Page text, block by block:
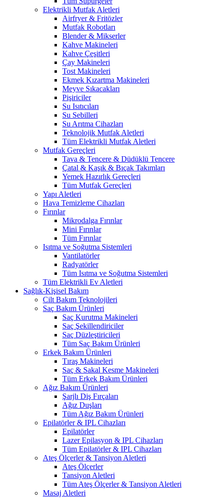
Elektrikli Mutfak Aletleri
Airfryer & Fritözler
Mutfak Robotları
Blender & Mikserler
Kahve Makineleri
Kahve Çeşitleri
Çay Makineleri
Tost Makineleri
Ekmek Kızartma Makineleri
Meyve Sıkacakları
Pişiriciler
Su Isıtıcıları
Su Sebilleri
Su Arıtma Cihazları
Teknolojik Mutfak Aletleri
Tüm Elektrikli Mutfak Aletleri
Mutfak Gereçleri
Tava & Tencere & Düdüklü Tencere
Çatal & Kaşık & Bıçak Takımları
Yemek Hazırlık Gereçleri
Tüm Mutfak Gereçleri
Yapı Aletleri
Hava Temizleme Cihazları
Fırınlar
Mikrodalga Fırınlar
Mini Fırınlar
Tüm Fırınlar
Isıtma ve Soğutma Sistemleri
Vantilatörler
Radyatörler
Tüm Isıtma ve Soğutma Sistemleri
Tüm Elektrikli Ev Aletleri
Sağlık-Kişisel Bakım
Cilt Bakım Teknolojileri
Saç Bakım Ürünleri
Saç Kurutma Makineleri
Saç Şekillendiriciler
Saç Düzleştiricileri
Tüm Saç Bakım Ürünleri
Erkek Bakım Ürünleri
Tıraş Makineleri
Saç & Sakal Kesme Makineleri
Tüm Erkek Bakım Ürünleri
Ağız Bakım Ürünleri
Şarjlı Diş Fırçaları
Ağız Duşları
Tüm Ağız Bakım Ürünleri
Epilatörler & IPL Cihazları
Epilatörler
Lazer Epilasyon & IPL Cihazları
Tüm Epilatörler & IPL Cihazları
Ateş Ölçerler & Tansiyon Aletleri
Ateş Ölçerler
Tansiyon Aletleri
Tüm Ateş Ölçerler & Tansiyon Aletleri
Masaj Aletleri